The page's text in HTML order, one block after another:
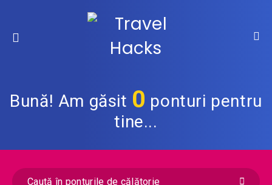
Bună! Am găsit 0 ponturi pentru
tine...